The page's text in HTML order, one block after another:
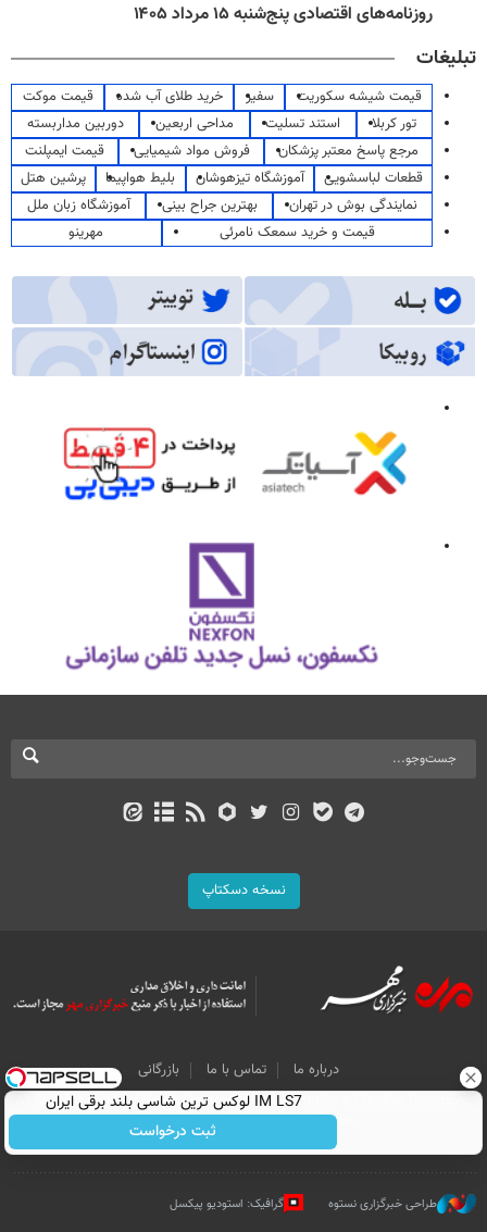
روزنامه‌های اقتصادی پنج‌شنبه ۱۵ مرداد ۱۴۰۵
تبلیغات
قیمت شیشه سکوریت سفیر خرید طلای آب شده
قیمت موکت
تور کربلا
استند تسلیت مداحی اربعین
دوربین مداربسته
مرجع پاسخ معتبر پزشکان
فروش مواد شیمیایی
قیمت ایمپلنت
قطعات لباسشویی
آموزشگاه تیزهوشان بلیط هواپیما
پرشین هتل
نمایندگی بوش در تهران
بهترین جراح بینی
آموزشگاه زبان ملل
قیمت و خرید سمعک نامرئی
مهرینو
نسخه دسکتاپ
درباره ما تماس با ما
بازرگانی
All Content by Mehr News Agency is licensed under a Creative Commons
Attribution 4.0 International License.
طراحی خبرگزاری نستوه گرافیک: استودیو پیکسل
IM LS7 لوکس ترین شاسی بلند برقی ایران
ثبت درخواست